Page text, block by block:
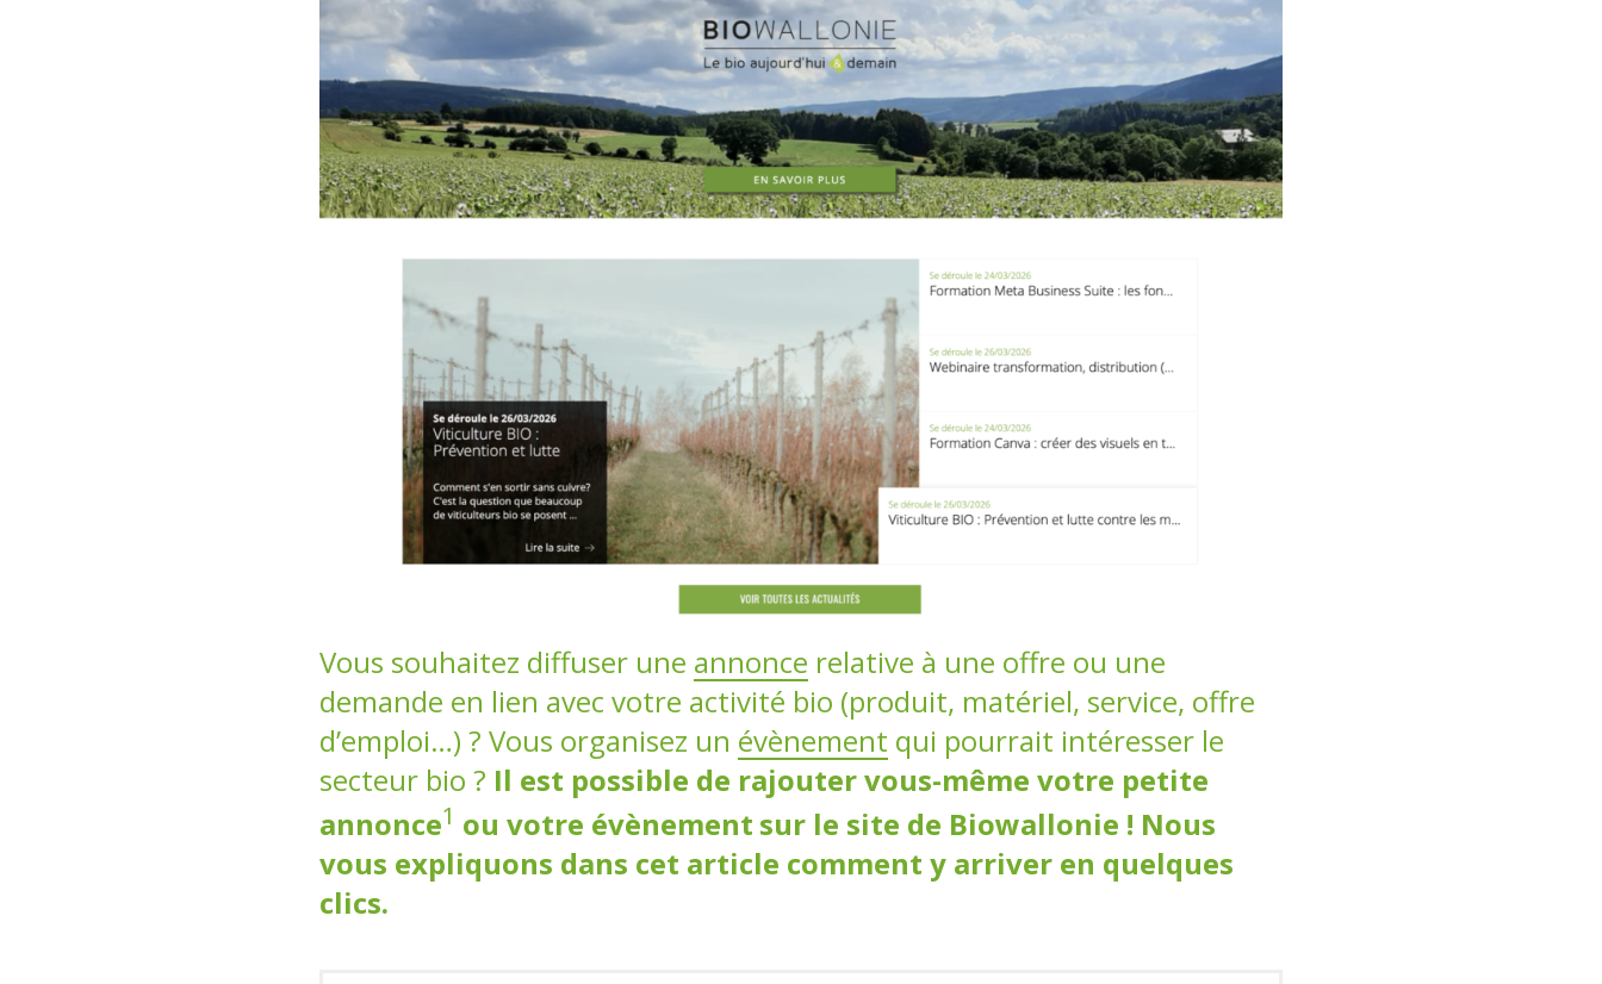
Vous souhaitez diffuser une annonce relative à une offre ou une
demande en lien avec votre activité bio (produit, matériel, service, offre
d’emploi…) ? Vous organisez un évènement qui pourrait intéresser le
secteur bio ? Il est possible de rajouter vous-même votre petite
annonce1 ou votre évènement sur le site de Biowallonie ! Nous
vous expliquons dans cet article comment y arriver en quelques
clics.